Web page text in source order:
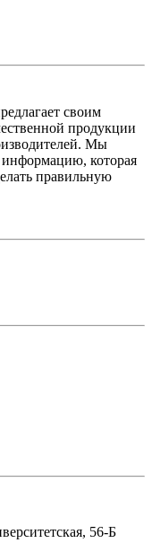
своим
продукции
Мы
которая
правильную
56-Б